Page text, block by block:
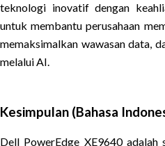
teknologi inovatif dengan
untuk membantu perusahaan
memaksimalkan wawasan data,
melalui AI.
Kesimpulan (Bahasa
Dell PowerEdge XE9640